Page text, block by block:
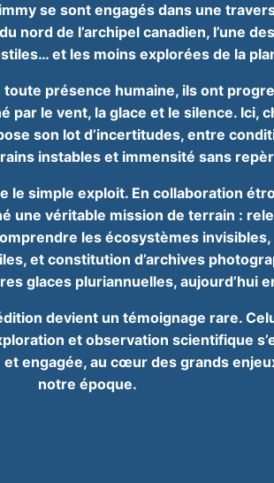
se sont engagés dans une
de l’archipel canadien, l’une
et les moins explorées de la
présence humaine, ils ont
le vent, la glace et le silence. Ici,
son lot d’incertitudes, entre
instables et immensité sans
le simple exploit. En collaboration
une véritable mission de terrain :
les écosystèmes invisibles,
et constitution d’archives
glaces pluriannuelles, aujourd’hui
devient un témoignage rare.
et observation scientifique
engagée, au cœur des grands
notre époque.